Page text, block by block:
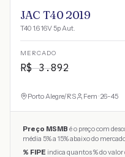
JAC T40 2019
T40 1.6 16V 5p Aut.
MERCADO
R$3.892
Porto Alegre/RS Fem · 26-45
Preço MSMB é o preço com
média 5% a 15% abaixo do
% FIPE indica quantos % do valor